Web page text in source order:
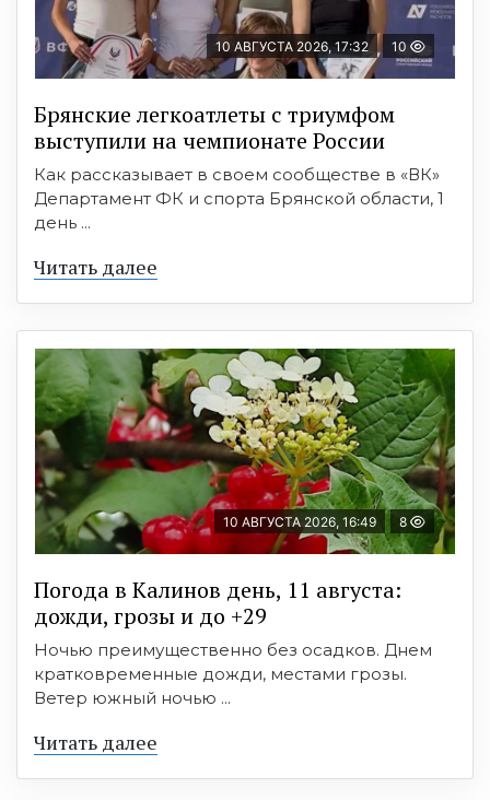
10 АВГУСТА 2026, 17:32 10
Брянские легкоатлеты с триумфом
выступили на чемпионате России
Как рассказывает в своем сообществе в «ВК»
Департамент ФК и спорта Брянской области, 1
день ...
Читать далее
10 АВГУСТА 2026, 16:49 8
Погода в Калинов день, 11 августа:
дожди, грозы и до +29
Ночью преимущественно без осадков. Днем
кратковременные дожди, местами грозы.
Ветер южный ночью ...
Читать далее